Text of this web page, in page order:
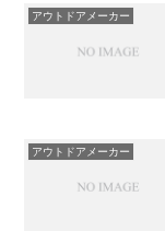
アウトドアメーカー
アウトドアメーカー